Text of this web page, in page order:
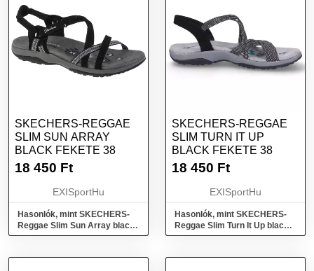
SKECHERS-REGGAE
SLIM SUN ARRAY
BLACK FEKETE 38
18 450 Ft
EXISportHu
Hasonlók, mint SKECHERS-
Reggae Slim Sun Array black
Fekete 38
SKECHERS-REGGAE
SLIM TURN IT UP
BLACK FEKETE 38
18 450 Ft
EXISportHu
Hasonlók, mint SKECHERS-
Reggae Slim Turn It Up black
Fekete 38